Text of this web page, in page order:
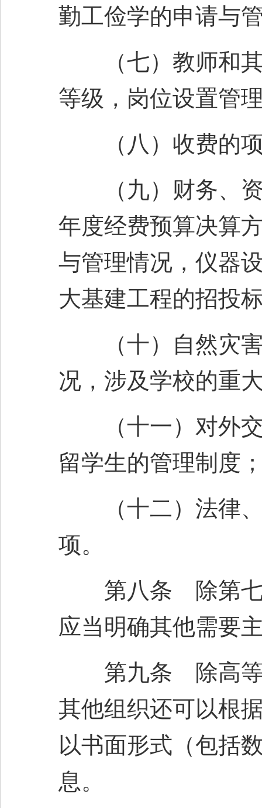
勤工俭学的申请与
（七）教师和其
等级，岗位设置管
（八）收费的项
（九）财务、资
年度经费预算决算
与管理情况，仪器
大基建工程的招投
（十）自然灾害
况，涉及学校的重
（十一）对外交
留学生的管理制度
（十二）法律、
项。
第八条 除第七
应当明确其他需要
第九条 除高等
其他组织还可以根
以书面形式（包括
息。